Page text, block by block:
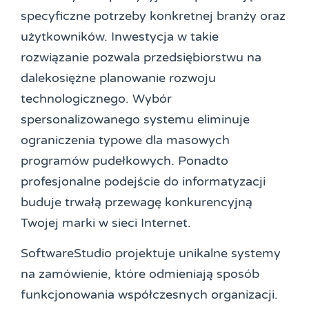
specyficzne potrzeby konkretnej branży oraz
użytkowników. Inwestycja w takie
rozwiązanie pozwala przedsiębiorstwu na
dalekosiężne planowanie rozwoju
technologicznego. Wybór
spersonalizowanego systemu eliminuje
ograniczenia typowe dla masowych
programów pudełkowych. Ponadto
profesjonalne podejście do informatyzacji
buduje trwałą przewagę konkurencyjną
Twojej marki w sieci Internet.
SoftwareStudio projektuje unikalne systemy
na zamówienie, które odmieniają sposób
funkcjonowania współczesnych organizacji.